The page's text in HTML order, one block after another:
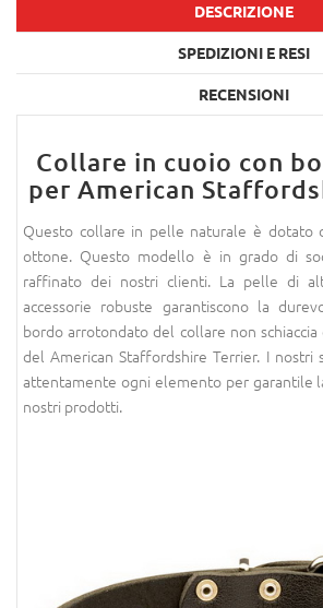
DESCRIZIONE
SPEDIZIONI E RESI
RECENSIONI
Collare in cuoio con
per American
Questo collare in pelle naturale è dotato
ottone. Questo modello è in grado di
raffinato dei nostri clienti. La pelle di
accessorie robuste garantiscono la
bordo arrotondato del collare non
del American Staffordshire Terrier. I nostri
attentamente ogni elemento per garantile
nostri prodotti.